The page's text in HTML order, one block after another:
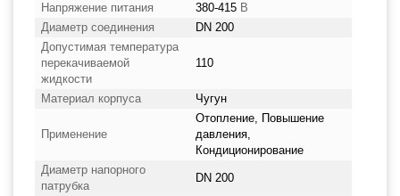
Напряжение питания
380-415 В
Диаметр соединения
DN 200
Допустимая температура
перекачиваемой
жидкости
110
Материал корпуса Чугун
Применение
Отопление, Повышение
давления,
Кондиционирование
Диаметр напорного
патрубка
DN 200